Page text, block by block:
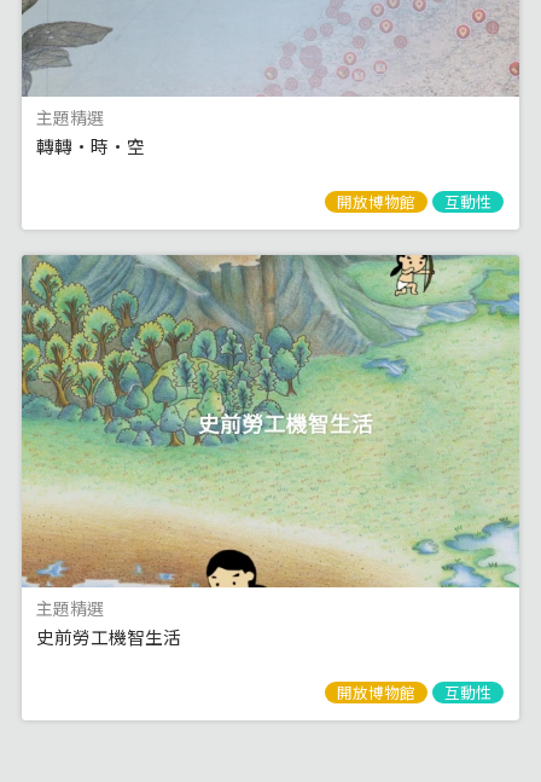
主題精選
轉轉·時·空
開放博物館 互動性
主題精選
史前勞工機智生活
開放博物館 互動性